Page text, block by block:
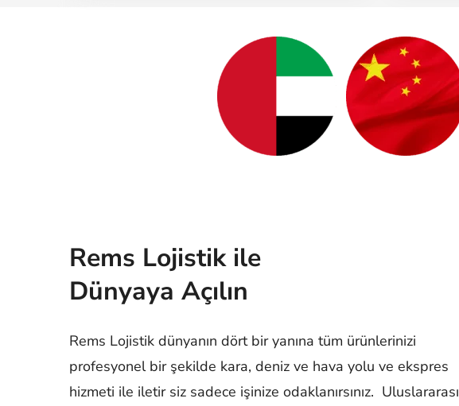
Rems Lojistik ile
Dünyaya Açılın
Rems Lojistik dünyanın dört bir yanına tüm ürünlerinizi
profesyonel bir şekilde kara, deniz ve hava yolu ve ekspres
hizmeti ile iletir siz sadece işinize odaklanırsınız. Uluslararası